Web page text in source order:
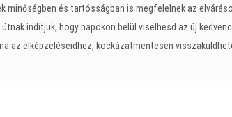
minőségben és tartósságban is megfelelnek az
indítjuk, hogy napokon belül viselhesd az új
az elképzeléseidhez, kockázatmentesen